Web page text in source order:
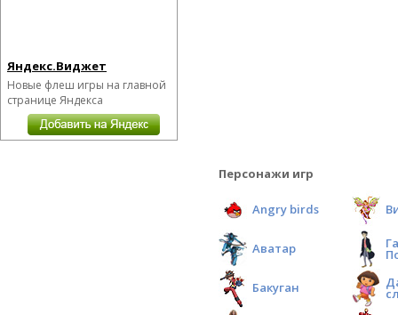
Яндекс.Виджет
Новые флеш игры на главной
странице Яндекса
Персонажи игр
Angry birds
Аватар
Бакуган